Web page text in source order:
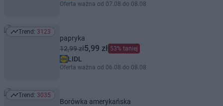
Oferta ważna od 07.08 do 08.08
Trend: 3123
Trend: 3123
papryka
12,99 zł5,99 zł 53% taniej
LIDL
Oferta ważna od 06.08 do 08.08
Trend: 3035
Trend: 3035
Borówka amerykańska